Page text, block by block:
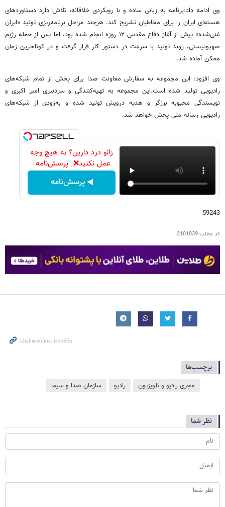
وی ادامه داد:برنامه به زبانی ساده و با رویکردی خلاقانه، تلاش دارد دستاوردهای
هسته‌ای ایران را برای مخاطبان تشریح کند. هرچند مراحل برنامه‌ریزی تولید «ایران
غنی‌شده» پیش از آغاز دفاع مقدس ۱۲ روزه انجام شده بود، اما پس از حمله رژیم
صهیونیستی، روند تولید با سرعت در دستور کار قرار گرفت و در کوتاه‌ترین زمان
ممکن آماده شد.
وی افزود: این مجموعه به سفارش معاونت صدا برای پخش از تمام شبکه‌های
رادیویی تولید شده است.این مجموعه به تهیه‌کنندگی و سردبیری امیر اکبری و
نویسندگی محبوبه برزگر و هدیه درویش تولید شده و به‌زودی از شبکه‌های
رادیویی رسانه ملی پخش خواهد شد.
زانو درد دارین؟ به هیچ وجه
عمل نکنید❌ "پرسش‌نامه"
◀ پرسش‌نامه
59243
کد مطلب2101039
برچسب‌ها
مجری رادیو و تلویزیون رادیو سازمان صدا و سیما
نظر شما